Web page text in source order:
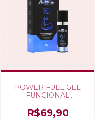
POWER FULL GEL
FUNCIONAL
R$69,90